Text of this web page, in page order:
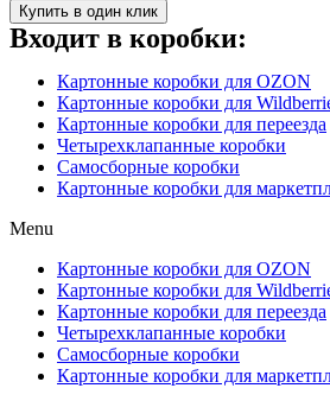
Купить в один клик
Входит в коробки:
Картонные коробки для OZON
Картонные коробки для
Картонные коробки для переезда
Четырехклапанные коробки
Самосборные коробки
Картонные коробки для
Menu
Картонные коробки для OZON
Картонные коробки для
Картонные коробки для переезда
Четырехклапанные коробки
Самосборные коробки
Картонные коробки для